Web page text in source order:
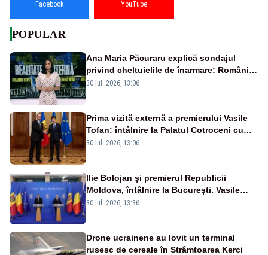
Facebook YouTube
POPULAR
Ana Maria Păcuraru explică sondajul
privind cheltuielile de înarmare: Românii
cer transparență în achiziții și un echilibru
30 iul. 2026, 13:06
Prima vizită externă a premierului Vasile
Tofan: întâlnire la Palatul Cotroceni cu
președintele Nicușor Dan
30 iul. 2026, 13:06
Ilie Bolojan și premierul Republicii
Moldova, întâlnire la București. Vasile
Tofan, primit cu onoruri militare
30 iul. 2026, 13:36
Drone ucrainene au lovit un terminal
rusesc de cereale în Strâmtoarea Kerci